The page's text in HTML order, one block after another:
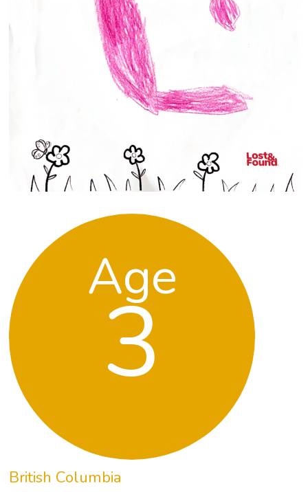
Age
3
British Columbia